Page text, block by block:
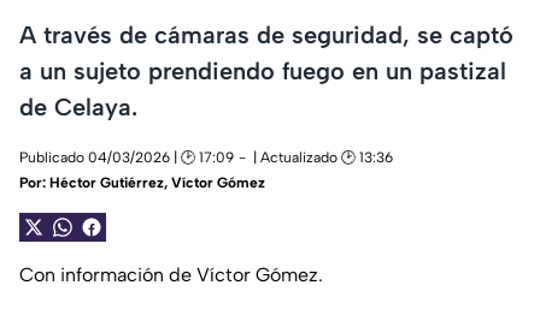
A través de cámaras de seguridad, se captó
a un sujeto prendiendo fuego en un pastizal
de Celaya.
Publicado 04/03/2026 | 🕑 17:09
| Actualizado 🕑 13:36
Por: Héctor Gutiérrez, Víctor Gómez
Con información de Víctor Gómez.